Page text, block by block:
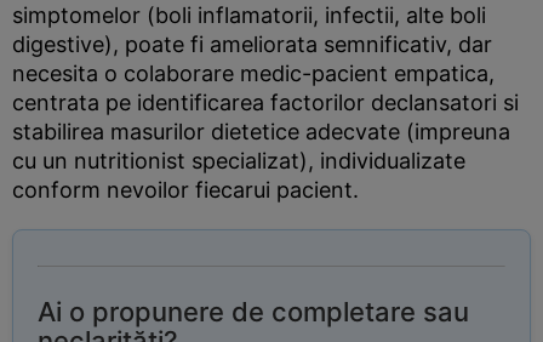
simptomelor (boli inflamatorii, infectii, alte boli
digestive), poate fi ameliorata semnificativ, dar
necesita o colaborare medic-pacient empatica,
centrata pe identificarea factorilor declansatori si
stabilirea masurilor dietetice adecvate (impreuna
cu un nutritionist specializat), individualizate
conform nevoilor fiecarui pacient.
Ai o propunere de completare sau